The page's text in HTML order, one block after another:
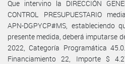
Que intervino la DIRECCIÓN
CONTROL PRESUPUESTARIO
APN-DGPYCP#MS,
presente medida, deberá imputarse
2022, Categoría Programática
Financiamiento 22, Importe $